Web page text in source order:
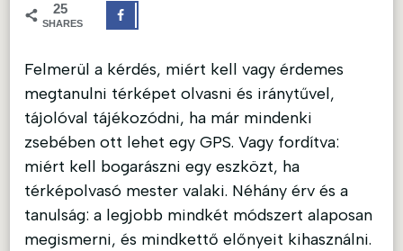
25
SHARES
Felmerül a kérdés, miért kell vagy érdemes
megtanulni térképet olvasni és iránytűvel,
tájolóval tájékozódni, ha már mindenki
zsebében ott lehet egy GPS. Vagy fordítva:
miért kell bogarászni egy eszközt, ha
térképolvasó mester valaki. Néhány érv és a
tanulság: a legjobb mindkét módszert alaposan
megismerni, és mindkettő előnyeit kihasználni.